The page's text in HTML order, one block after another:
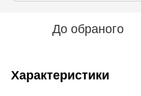
До обраного
Характеристики